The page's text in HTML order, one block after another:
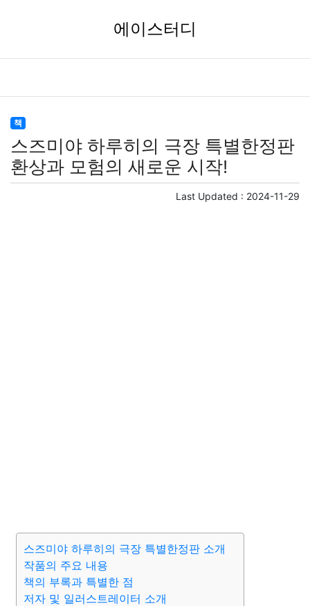
에이스터디
책
스즈미야 하루히의 극장 특별한정판
환상과 모험의 새로운 시작!
Last Updated : 2024-11-29
스즈미야 하루히의 극장 특별한정판 소개
작품의 주요 내용
책의 부록과 특별한 점
저자 및 일러스트레이터 소개